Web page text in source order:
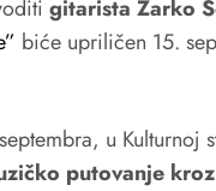
gitarista Žarko
biće upriličen 15.
u
putovanje